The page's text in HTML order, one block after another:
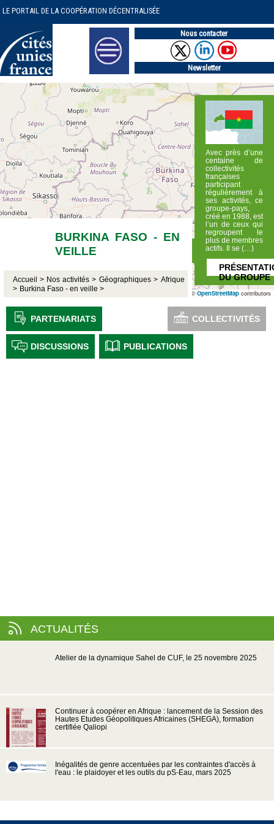
LE PORTAIL DE LA COOPÉRATION DÉCENTRALISÉE
Nous contacter
Newsletter
BURKINA FASO - EN
VEILLE
Accueil > Nos activités > Géographiques > Afrique
> Burkina Faso - en veille >
Avec près d’une
centaine de
collectivités
françaises
participant
régulièrement à
ses activités, ce
groupe-pays,
créé en 1988, est
l’un de ceux qui
regroupent le
plus de membres
actifs. Il se (…)
DU GROUPE
© OpenStreetMap contributors
PARTENARIATS COLLECTIVITÉS
DISCUSSIONS PUBLICATIONS
ACTUALITÉS
Atelier de la dynamique Sahel de CUF, le 25 novembre 2025
Continuer à coopérer en Afrique : lancement de la Session des
Hautes Etudes Géopolitiques Africaines (SHEGA), formation
certifiée Qaliopi
Inégalités de genre accentuées par les contraintes d'accès à
l'eau : le plaidoyer et les outils du pS-Eau, mars 2025